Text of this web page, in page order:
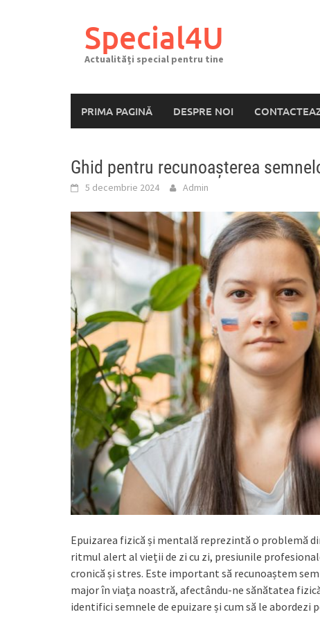
Special4U
Actualități special pentru tine
PRIMA PAGINĂ DESPRE NOI
Ghid pentru recunoașterea
5 decembrie 2024 Admin
Epuizarea fizică și mentală reprezintă o problemă
ritmul alert al vieții de zi cu zi, presiunile
cronică și stres. Este important să recunoaștem
major în viața noastră, afectându-ne sănătatea
identifici semnele de epuizare și cum să le